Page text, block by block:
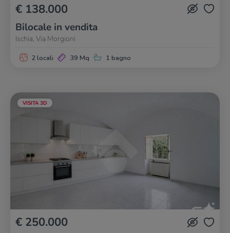
€ 138.000
Bilocale in vendita
Ischia, Via Morgioni
2 locali 39 Mq 1 bagno
VISITA 3D
€ 250.000